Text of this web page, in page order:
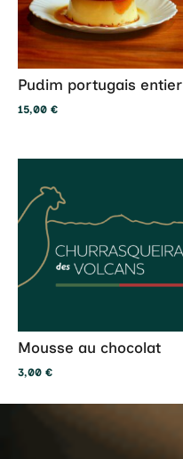
Pudim portugais entier
15,00 €
Mousse au chocolat
3,00 €